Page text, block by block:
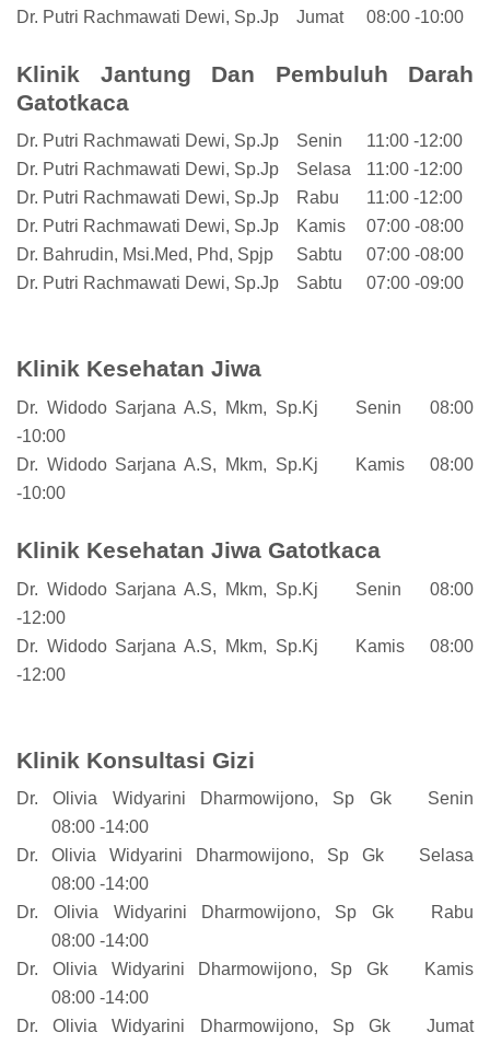
Dr. Putri Rachmawati Dewi, Sp.Jp
Jumat 08:00 -10:00
Klinik Jantung Dan Pembuluh Darah
Gatotkaca
Dr. Putri Rachmawati Dewi, Sp.Jp Senin
11:00 -12:00
Dr. Putri Rachmawati Dewi, Sp.Jp
Selasa
11:00 -12:00
Dr. Putri Rachmawati Dewi, Sp.Jp
Rabu
11:00 -12:00
Dr. Putri Rachmawati Dewi, Sp.Jp
Kamis
07:00 -08:00
Dr. Bahrudin, Msi.Med, Phd, Spjp
Sabtu
07:00 -08:00
Dr. Putri Rachmawati Dewi, Sp.Jp
Sabtu 07:00 -09:00
Klinik Kesehatan Jiwa
Dr. Widodo Sarjana A.S, Mkm, Sp.Kj Senin
08:00
-10:00
Dr. Widodo Sarjana A.S, Mkm, Sp.Kj
Kamis
08:00
-10:00
Klinik Kesehatan Jiwa Gatotkaca
Dr. Widodo Sarjana A.S, Mkm, Sp.Kj Senin
08:00
-12:00
Dr. Widodo Sarjana A.S, Mkm, Sp.Kj
Kamis
08:00
-12:00
Klinik Konsultasi Gizi
Dr. Olivia Widyarini Dharmowijono, Sp Gk
Senin
08:00 -14:00
Dr. Olivia Widyarini Dharmowijono, Sp Gk
Selasa
08:00 -14:00
Dr. Olivia Widyarini Dharmowijono, Sp Gk
Rabu
08:00 -14:00
Dr. Olivia Widyarini Dharmowijono, Sp Gk
Kamis
08:00 -14:00
Dr. Olivia Widyarini Dharmowijono, Sp Gk
Jumat